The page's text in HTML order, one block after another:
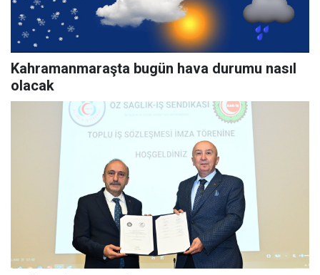
Kahramanmaraşta bugün hava durumu nasıl
olacak